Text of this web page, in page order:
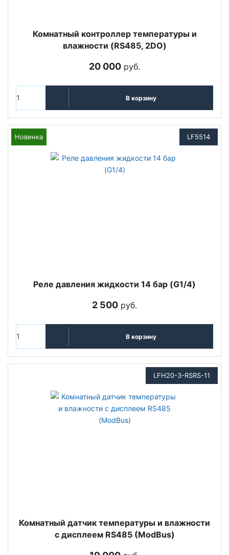
Комнатный контроллер температуры и
влажности (RS485, 2DO)
20 000 руб.
В корзину
Новинка LF5514
Реле давления жидкости 14 бар (G1/4)
2 500 руб.
В корзину
LFH20-3-RSRS-11
Комнатный датчик температуры и влажности
с дисплеем RS485 (ModBus)